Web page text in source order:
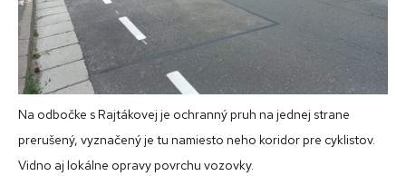
Na odbočke s Rajtákovej je ochranný pruh na jednej strane
prerušený, vyznačený je tu namiesto neho koridor pre cyklistov.
Vidno aj lokálne opravy povrchu vozovky.